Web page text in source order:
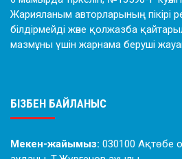
Жарияланым авторларының пікірі
білдірмейді және қолжазба
мазмұны үшін жарнама беруші
БІЗБЕН БАЙЛАНЫС
Мекен-жайымыз: 030100 Ақтөбе